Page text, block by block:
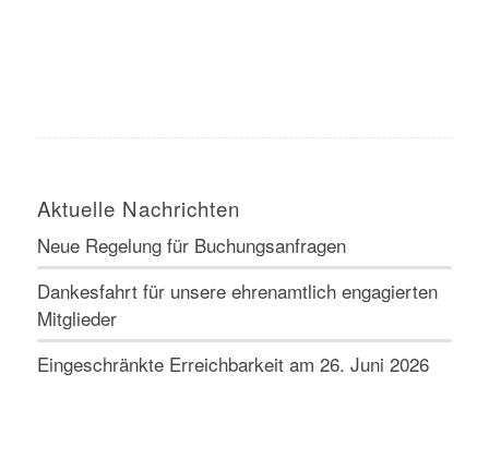
Aktuelle Nachrichten
Neue Regelung für Buchungsanfragen
Dankesfahrt für unsere ehrenamtlich engagierten
Mitglieder
Eingeschränkte Erreichbarkeit am 26. Juni 2026